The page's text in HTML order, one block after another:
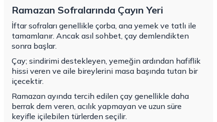
Ramazan Sofralarında Çayın Yeri
İftar sofraları genellikle çorba, ana yemek ve tatlı ile
tamamlanır. Ancak asıl sohbet, çay demlendikten
sonra başlar.
Çay; sindirimi destekleyen, yemeğin ardından hafiflik
hissi veren ve aile bireylerini masa başında tutan bir
içecektir.
Ramazan ayında tercih edilen çay genellikle daha
berrak dem veren, acılık yapmayan ve uzun süre
keyifle içilebilen türlerden seçilir.